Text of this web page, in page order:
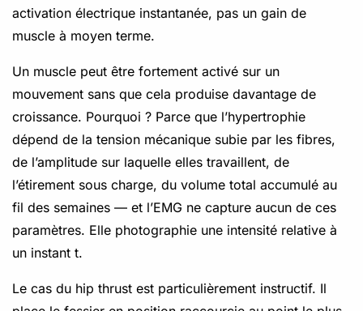
activation électrique instantanée, pas un gain de
muscle à moyen terme.
Un muscle peut être fortement activé sur un
mouvement sans que cela produise davantage de
croissance. Pourquoi ? Parce que l’hypertrophie
dépend de la tension mécanique subie par les fibres,
de l’amplitude sur laquelle elles travaillent, de
l’étirement sous charge, du volume total accumulé au
fil des semaines — et l’EMG ne capture aucun de ces
paramètres. Elle photographie une intensité relative à
un instant t.
Le cas du hip thrust est particulièrement instructif. Il